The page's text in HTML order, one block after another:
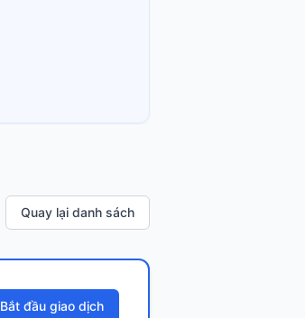
Quay lại danh sách
Bắt đầu giao dịch